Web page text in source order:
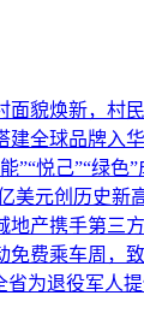
面貌焕新，村
建全球品牌入
”“悦己”“绿色”
美元创历史新
地产携手第三
免费乘车周，
省为退役军人